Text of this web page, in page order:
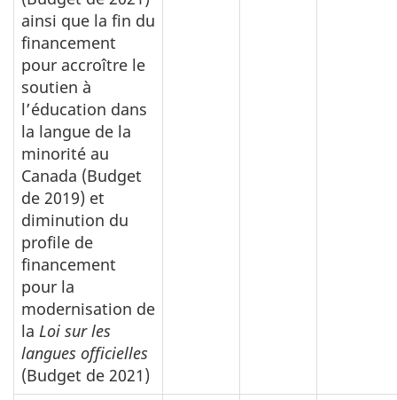
ainsi que la fin du
financement
pour accroître le
soutien à
l’éducation dans
la langue de la
minorité au
Canada (Budget
de 2019) et
diminution du
profile de
financement
pour la
modernisation de
la Loi sur les
langues officielles
(Budget de 2021)